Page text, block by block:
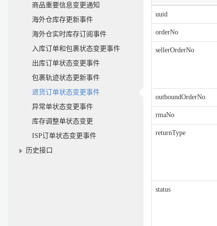
商品重要信息变更通知
海外仓库存更新事件
海外仓实时库存订阅事件
入库订单和包裹状态变更事件
出库订单状态变更事件
包裹轨迹状态更新事件
退货订单状态变更事件
异常单状态变更事件
库存调整单状态变更
ISP订单状态变更事件
历史接口
uuid
orderNo
sellerOrderNo
outboundOrderNo
rmaNo
returnType
status